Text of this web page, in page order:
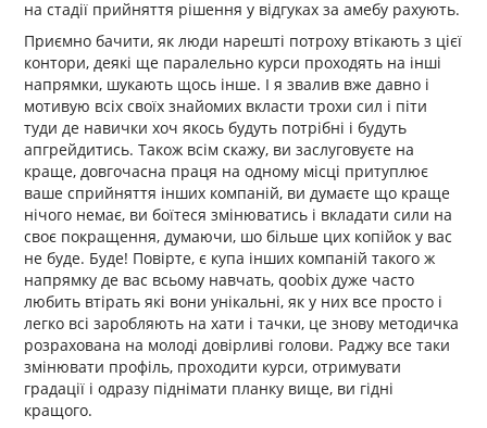
на стадії прийняття рішення у відгуках за амебу рахують.
Приємно бачити, як люди нарешті потроху втікають з цієї
контори, деякі ще паралельно курси проходять на інші
напрямки, шукають щось інше. І я звалив вже давно і
мотивую всіх своїх знайомих вкласти трохи сил і піти
туди де навички хоч якось будуть потрібні і будуть
апгрейдитись. Також всім скажу, ви заслуговуєте на
краще, довгочасна праця на одному місці притуплює
ваше сприйняття інших компаній, ви думаєте що краще
нічого немає, ви боїтеся змінюватись і вкладати сили на
своє покращення, думаючи, шо більше цих копійок у вас
не буде. Буде! Повірте, є купа інших компаній такого ж
напрямку де вас всьому навчать, qoobix дуже часто
любить втірать які вони унікальні, як у них все просто і
легко всі заробляють на хати і тачки, це знову методичка
розрахована на молоді довірливі голови. Раджу все таки
змінювати профіль, проходити курси, отримувати
градації і одразу піднімати планку вище, ви гідні
кращого.